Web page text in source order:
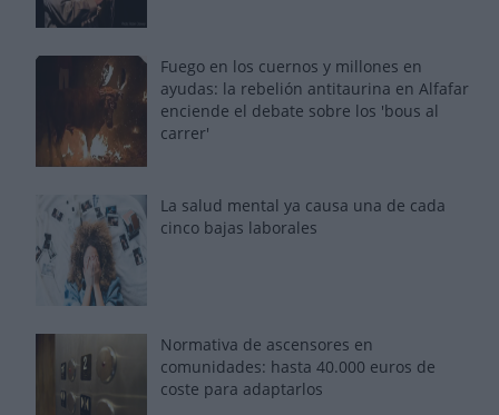
Fuego en los cuernos y millones en
ayudas: la rebelión antitaurina en Alfafar
enciende el debate sobre los 'bous al
carrer'
La salud mental ya causa una de cada
cinco bajas laborales
Normativa de ascensores en
comunidades: hasta 40.000 euros de
coste para adaptarlos